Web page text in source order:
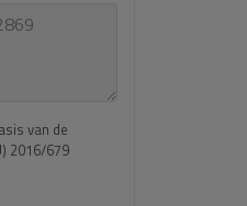
van de
2016/679